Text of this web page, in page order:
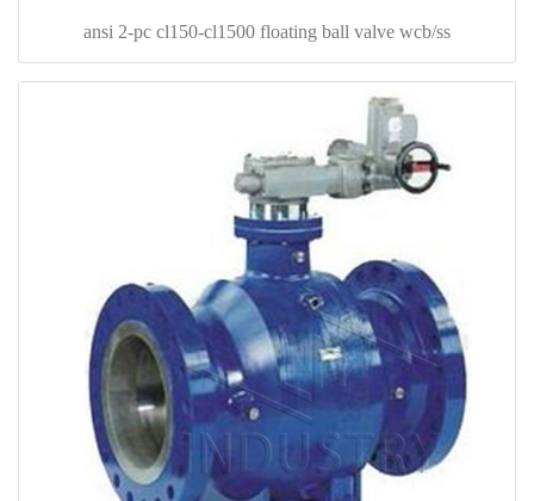
ansi 2-pc cl150-cl1500 floating ball valve wcb/ss